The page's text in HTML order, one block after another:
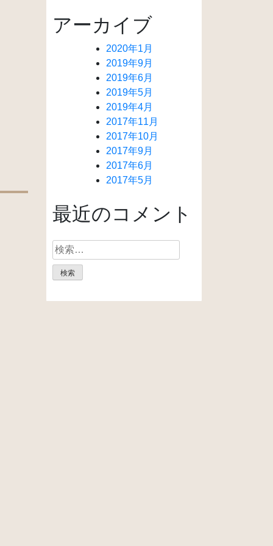
アーカイブ
2020年1月
2019年9月
2019年6月
2019年5月
2019年4月
2017年11月
2017年10月
2017年9月
2017年6月
2017年5月
最近のコメント
検
索: